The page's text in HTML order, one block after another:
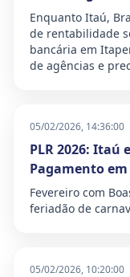
Enquanto Itaú,
de rentabilidade
bancária em
de agências e
05/02/2026, 14:36:00
PLR 2026: Itaú
Pagamento
Fevereiro com
feriadão de
05/02/2026, 10:20:00